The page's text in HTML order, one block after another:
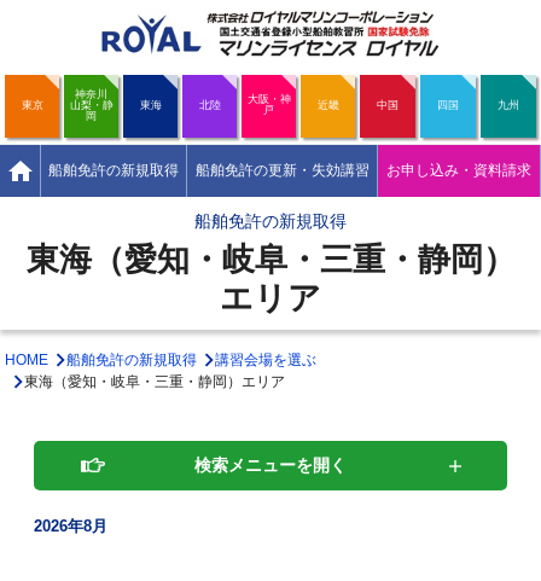
東京
神奈川
山梨・静
岡
東海 北陸
大阪・神
戸
近畿 中国 四国 九州
home 船舶免許の新規取得 船舶免許の更新・失効講習 お申し込み・資料請求
船舶免許の新規取得
東海（愛知・岐阜・三重・静岡）
エリア
HOME 船舶免許の新規取得
講習会場を選ぶ
東海（愛知・岐阜・三重・静岡）エリア
検索メニューを開く
2026年8月